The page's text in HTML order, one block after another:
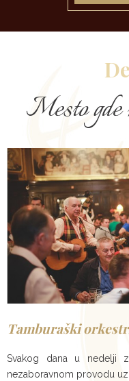
Mesto gde
Tamburaški
Svakog dana u nedelji
nezaboravnom provodu